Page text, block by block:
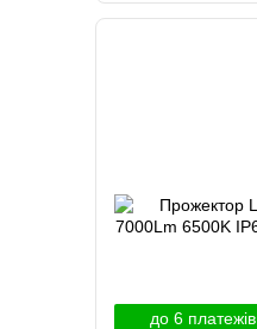
до 6 платежів